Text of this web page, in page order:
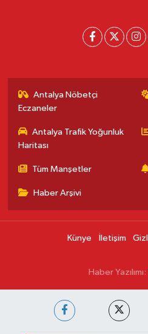
Antalya Nöbetçi
Eczaneler
Antalya Trafik Yoğunluk
Haritası
Tüm Manşetler
Haber Arşivi
Künye İletişim
Haber Yazılımı: